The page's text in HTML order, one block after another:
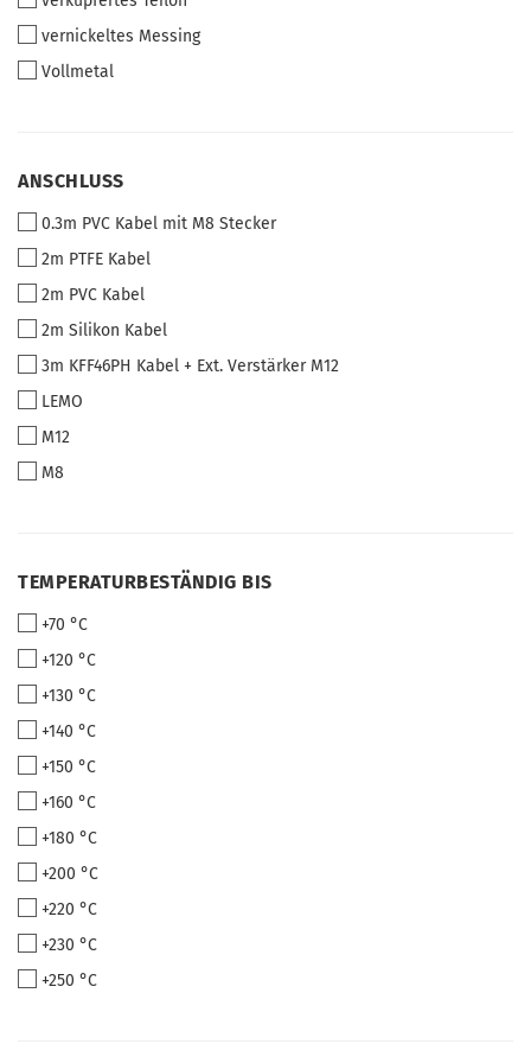
vernickeltes Messing
Vollmetal
ANSCHLUSS
ANSCHLUSS
0.3m PVC Kabel mit M8 Stecker
2m PTFE Kabel
2m PVC Kabel
2m Silikon Kabel
3m KFF46PH Kabel + Ext. Verstärker M12
LEMO
M12
M8
TEMPERATURBESTÄNDIG
TEMPERATURBESTÄNDIG BIS
+70 °C
+120 °C
+130 °C
+140 °C
+150 °C
+160 °C
+180 °C
+200 °C
+220 °C
+230 °C
+250 °C